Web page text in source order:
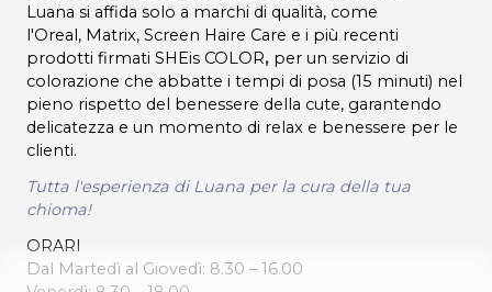
Luana si affida solo a marchi di qualità, come
l'Oreal, Matrix, Screen Haire Care e i più recenti
prodotti firmati SHEis COLOR, per un servizio di
colorazione che abbatte i tempi di posa (15 minuti) nel
pieno rispetto del benessere della cute, garantendo
delicatezza e un momento di relax e benessere per le
clienti.
Tutta l'esperienza di Luana per la cura della tua
chioma!
ORARI
Dal Martedì al Giovedì: 8.30 – 16.00